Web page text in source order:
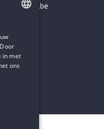
DUTCH
in met
ons